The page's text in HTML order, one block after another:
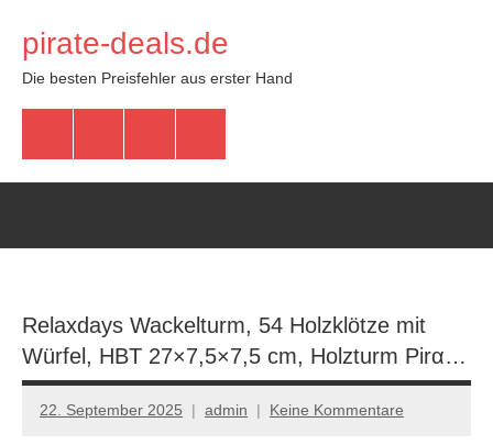
Inhalt
springen
pirate-deals.de
Die besten Preisfehler aus erster Hand
Relaxdays Wackelturm, 54 Holzklötze mit
Würfel, HBT 27×7,5×7,5 cm, Holzturm Pirα…
22. September 2025 admin Keine Kommentare